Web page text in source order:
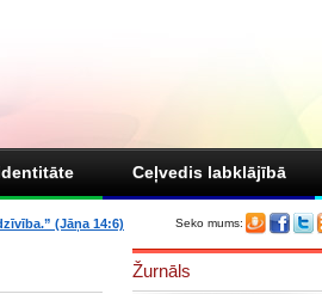
Ceļvedis labklājībā
Seko mums:
(Jāņa 14:6)
Žurnāls